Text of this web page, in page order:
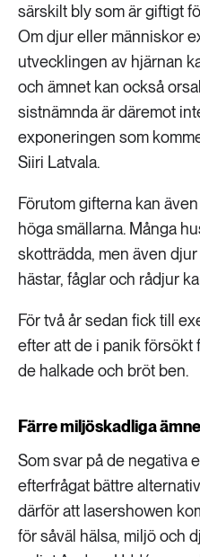
särskilt bly som är giftigt
Om djur eller människor
utvecklingen av hjärnan
och ämnet kan också
sistnämnda är däremot
exponeringen som
Siiri Latvala.
Förutom gifterna kan
höga smällarna. Många
skotträdda, men även
hästar, fåglar och rådjur
För två år sedan fick till
efter att de i panik försökt
de halkade och bröt ben.
Färre miljöskadliga
Som svar på de negativa
efterfrågat bättre
därför att lasershowen
för såväl hälsa, miljö och